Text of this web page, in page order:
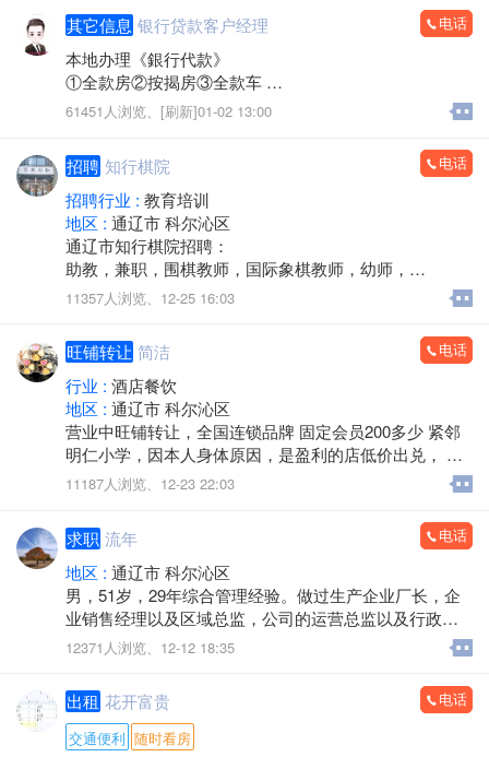
其它信息 银行贷款客户经理 电话
本地办理《銀行代款》
①全款房②按揭房③全款车
④按揭车⑤保险单⑥信用ka
⑦公积金⑧营业执照⑨银联收款码⑩退休工资 打卡工资本
科学历秒批秒放
符合任一均可办理
《债务优化》公积金负债高可优化，可帮结清全部高利
息网贷、信用卡。优化为1.8厘先息后本正规貸款！最长
垫资7个月！
客户经理15714755580（微信同步）
61451人浏览、 [刷新]01-02 13:00
招聘 知行棋院 电话
招聘行业 : 教育培训
地区 : 通辽市 科尔沁区
通辽市知行棋院招聘：
助教，兼职，围棋教师，国际象棋教师，幼师，
要求：积极主动，热爱学习，能出差，热爱教育行业，
有无工作经验均可，带薪培训上岗
11357人浏览、 12-25 16:03
旺铺转让 简洁 电话
行业 : 酒店餐饮
地区 : 通辽市 科尔沁区
营业中旺铺转让，全国连锁品牌 固定会员200多少 紧邻
明仁小学，因本人身体原因，是盈利的店低价出兑， 半
天活，轻松，带技术，包教包会，有兴趣可以联系，
11187人浏览、 12-23 22:03
求职 流年 电话
地区 : 通辽市 科尔沁区
男，51岁，29年综合管理经验。做过生产企业厂长，企
业销售经理以及区域总监，公司的运营总监以及行政总
监等，擅长团队建设、流程优化与成本控制，具备多行
业运营与销售管理背景。工作踏实负责，事业心强，具
备良好的团队协作与资源整合能力。求职意向：工厂或
者公司的管理岗位，工作地点通辽。
12371人浏览、 12-12 18:35
出租 花开富贵
电话
交通便利 随时看房